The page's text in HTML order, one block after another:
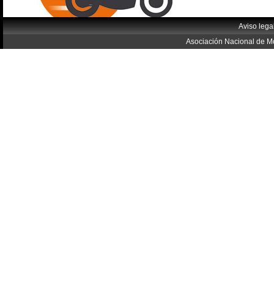
Aviso
Asociación Nacional de